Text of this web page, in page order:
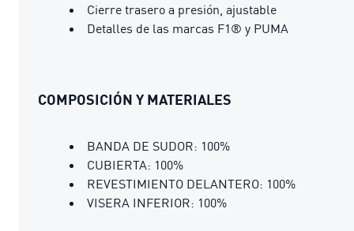
Cierre trasero a presión, ajustable
Detalles de las marcas F1® y PUMA
COMPOSICIÓN Y MATERIALES
BANDA DE SUDOR: 100%
CUBIERTA: 100%
REVESTIMIENTO DELANTERO: 100%
VISERA INFERIOR: 100%